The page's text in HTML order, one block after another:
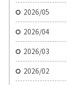
2026/05
2026/04
2026/03
2026/02